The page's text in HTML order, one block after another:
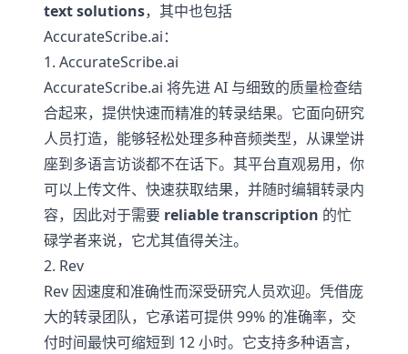
text solutions，其中也包括
AccurateScribe.ai：
1. AccurateScribe.ai
AccurateScribe.ai 将先进 AI 与细致的质量检查结
合起来，提供快速而精准的转录结果。它面向研究
人员打造，能够轻松处理多种音频类型，从课堂讲
座到多语言访谈都不在话下。其平台直观易用，你
可以上传文件、快速获取结果，并随时编辑转录内
容，因此对于需要 reliable transcription 的忙
碌学者来说，它尤其值得关注。
2. Rev
Rev 因速度和准确性而深受研究人员欢迎。凭借庞
大的转录团队，它承诺可提供 99% 的准确率，交
付时间最快可缩短到 12 小时。它支持多种语言，